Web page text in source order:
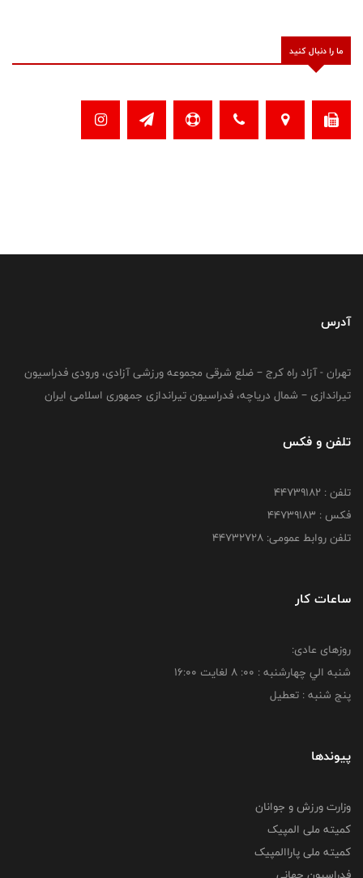
ما را دنبال کنید
آدرس
تهران - آزاد راه کرج – ضلع شرقی مجموعه ورزشی آزادی، ورودی فدراسیون
تیراندازی – شمال دریاچه، فدراسیون تیراندازی جمهوری اسلامی ایران
تلفن و فکس
تلفن : ۴۴۷۳۹۱۸۲
فکس : ۴۴۷۳۹۱۸3
تلفن روابط عمومی: ۴۴۷۳۲۷۲۸
ساعات کار
روزهای عادی:
شنبه الي چهارشنبه : 00: 8 لغايت 16:00
پنج شنبه : تعطیل
پیوندها
وزارت ورزش و جوانان
کمیته ملی المپیک
کمیته ملی پاراالمپیک